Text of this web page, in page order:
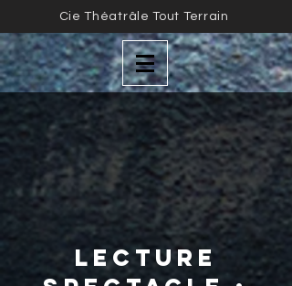
Cie Théatrâle Tout Terrain
Lecture